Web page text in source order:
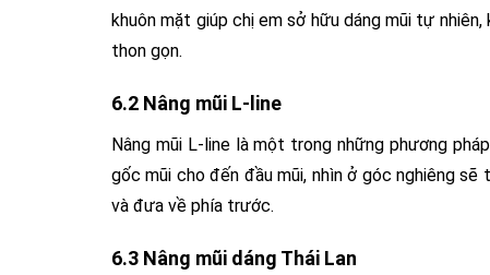
khuôn mặt giúp chị em sở hữu dáng mũi tự
thon gọn.
6.2 Nâng mũi L-line
Nâng mũi L-line là một trong những phương
gốc mũi cho đến đầu mũi, nhìn ở góc nghiêng
và đưa về phía trước.
6.3 Nâng mũi dáng Thái Lan